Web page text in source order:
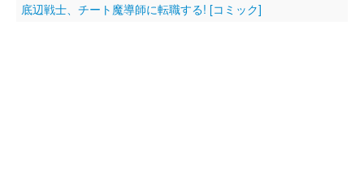
底辺戦士、チート魔導師に転職する! [コミック]